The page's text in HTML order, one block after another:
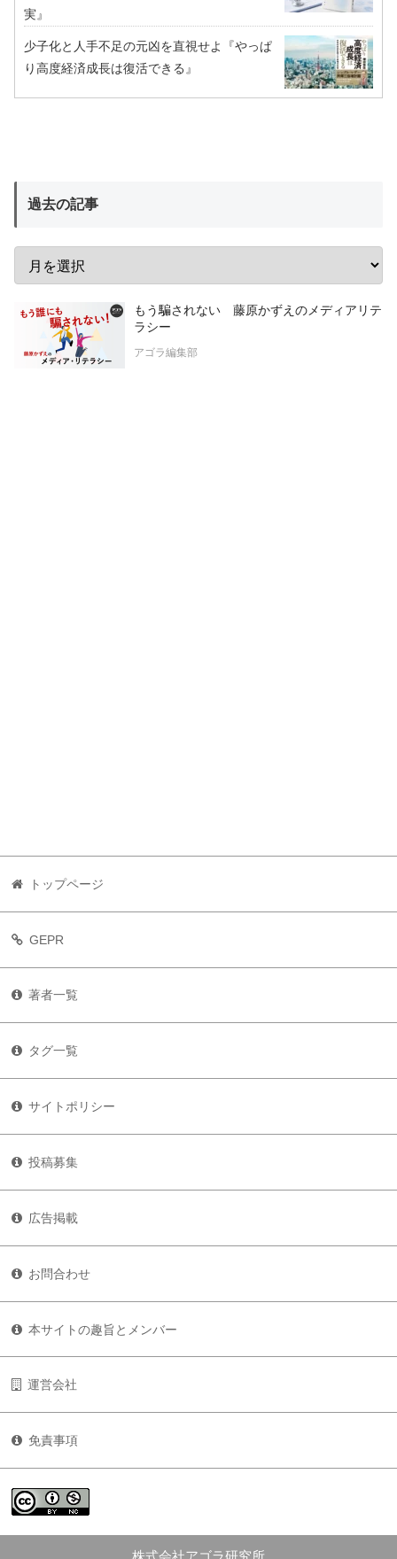
実』
少子化と人手不足の元凶を直視せよ『やっぱ
り高度経済成長は復活できる』
過去の記事
もう騙されない 藤原かずえのメディアリテ
ラシー
アゴラ編集部
トップページ
GEPR
著者一覧
タグ一覧
サイトポリシー
投稿募集
広告掲載
お問合わせ
本サイトの趣旨とメンバー
運営会社
免責事項
株式会社アゴラ研究所